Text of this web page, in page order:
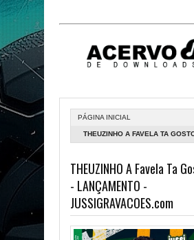
PÁGINA INICIAL
THEUZINHO A FAVELA TA
THEUZINHO A Favela Ta
- LANÇAMENTO -
JUSSIGRAVACOES.com